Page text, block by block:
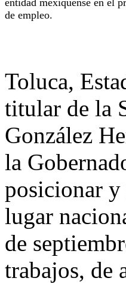
entidad mexiquense en el
de empleo.
Toluca,
titular de la
González
la
posicionar y
lugar
de
trabajos, de